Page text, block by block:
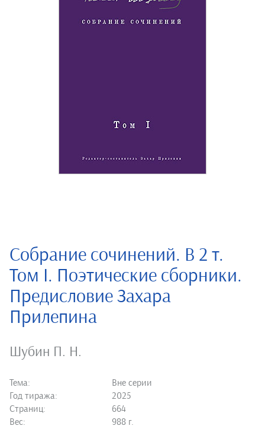
Собрание сочинений. В 2 т.
Том I. Поэтические сборники.
Предисловие Захара
Прилепина
Шубин П. Н.
Тема:
Вне серии
Год тиража:
2025
Страниц:
664
Вес:
988 г.